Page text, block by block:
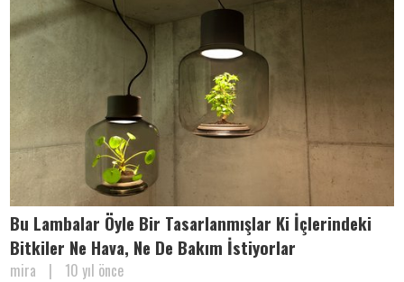
Bu Lambalar Öyle Bir Tasarlanmışlar Ki İçlerindeki
Bitkiler Ne Hava, Ne De Bakım İstiyorlar
mira | 10 yıl önce